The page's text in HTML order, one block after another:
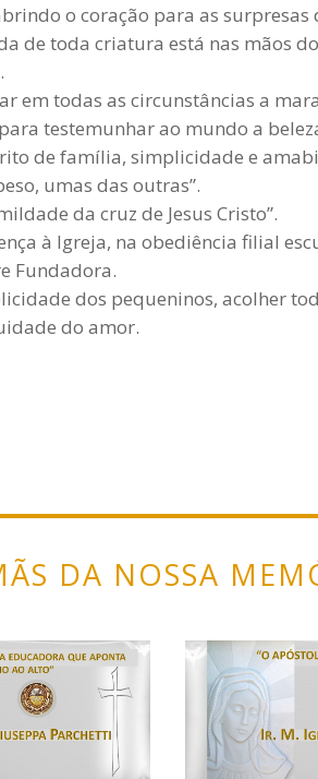
o coração para as
de toda criatura está nas mãos
em todas as circunstâncias a
testemunhar ao mundo a
de família, simplicidade e
umas das outras”.
da cruz de Jesus Cristo”.
à Igreja, na obediência filial
Fundadora.
dos pequeninos, acolher
do amor.
DA NOSSA